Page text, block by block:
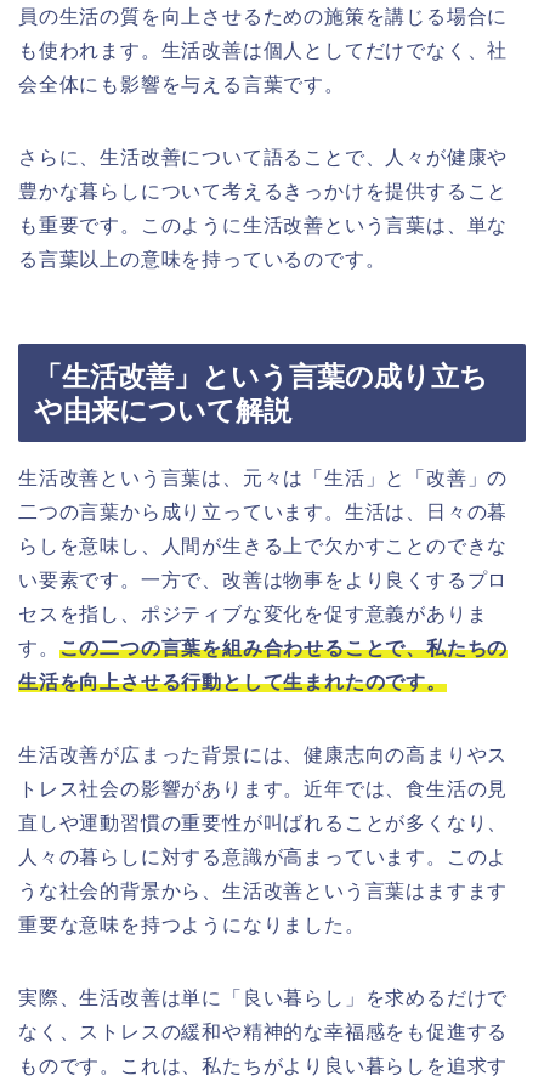
員の生活の質を向上させるための施策を講じる場合に
も使われます。生活改善は個人としてだけでなく、社
会全体にも影響を与える言葉です。
さらに、生活改善について語ることで、人々が健康や
豊かな暮らしについて考えるきっかけを提供すること
も重要です。このように生活改善という言葉は、単な
る言葉以上の意味を持っているのです。
「生活改善」という言葉の成り立ち
や由来について解説
生活改善という言葉は、元々は「生活」と「改善」の
二つの言葉から成り立っています。生活は、日々の暮
らしを意味し、人間が生きる上で欠かすことのできな
い要素です。一方で、改善は物事をより良くするプロ
セスを指し、ポジティブな変化を促す意義がありま
す。 この二つの言葉を組み合わせることで、私たちの
生活を向上させる行動として生まれたのです。
生活改善が広まった背景には、健康志向の高まりやス
トレス社会の影響があります。近年では、食生活の見
直しや運動習慣の重要性が叫ばれることが多くなり、
人々の暮らしに対する意識が高まっています。このよ
うな社会的背景から、生活改善という言葉はますます
重要な意味を持つようになりました。
実際、生活改善は単に「良い暮らし」を求めるだけで
なく、ストレスの緩和や精神的な幸福感をも促進する
ものです。これは、私たちがより良い暮らしを追求す